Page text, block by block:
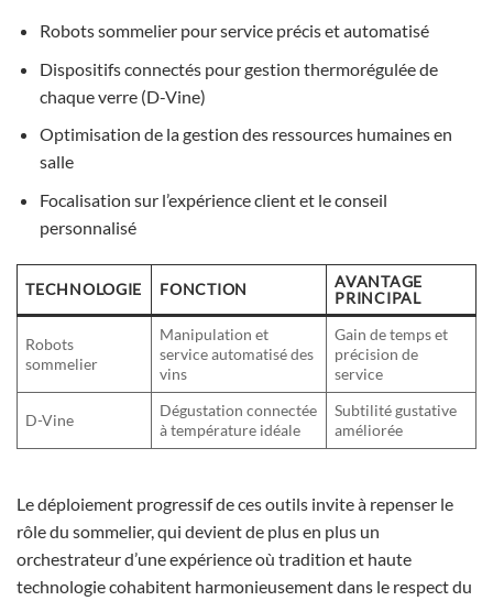
Robots sommelier pour service précis et automatisé
Dispositifs connectés pour gestion thermorégulée de
chaque verre (D-Vine)
Optimisation de la gestion des ressources humaines en
salle
Focalisation sur l’expérience client et le conseil
personnalisé
TECHNOLOGIE FONCTION
AVANTAGE
PRINCIPAL
Robots
sommelier
Manipulation et
service automatisé des
vins
Gain de temps et
précision de
service
D-Vine
Dégustation connectée
à température idéale
Subtilité gustative
améliorée
Le déploiement progressif de ces outils invite à repenser le
rôle du sommelier, qui devient de plus en plus un
orchestrateur d’une expérience où tradition et haute
technologie cohabitent harmonieusement dans le respect du